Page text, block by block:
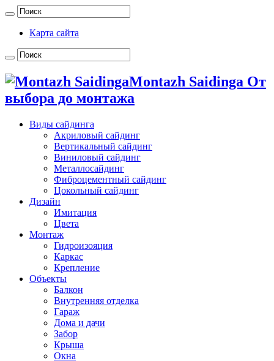
Карта сайта
Montazh Saidinga От
выбора до монтажа
Виды сайдинга
Акриловый сайдинг
Вертикальный сайдинг
Виниловый сайдинг
Металлосайдинг
Фиброцементный сайдинг
Цокольный сайдинг
Дизайн
Имитация
Цвета
Монтаж
Гидроизояция
Каркас
Крепление
Объекты
Балкон
Внутренняя отделка
Гараж
Дома и дачи
Забор
Крыша
Окна